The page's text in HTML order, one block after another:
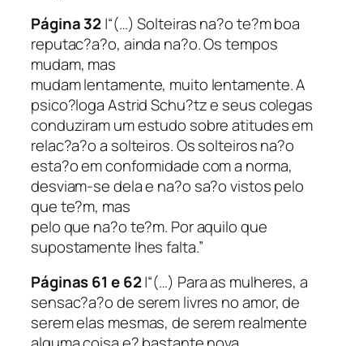
Página 32 |“(…) Solteiras na?o te?m boa
reputac?a?o, ainda na?o. Os tempos
mudam, mas
mudam lentamente, muito lentamente. A
psico?loga Astrid Schu?tz e seus colegas
conduziram um estudo sobre atitudes em
relac?a?o a solteiros. Os solteiros na?o
esta?o em conformidade com a norma,
desviam-se dela e na?o sa?o vistos pelo
que te?m, mas
pelo que na?o te?m. Por aquilo que
supostamente lhes falta.”
Páginas 61 e 62|“(…) Para as mulheres, a
sensac?a?o de serem livres no amor, de
serem elas mesmas, de serem realmente